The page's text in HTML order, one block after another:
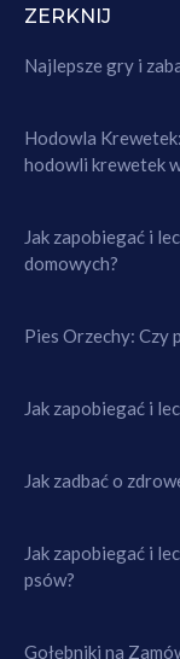
ZERKNIJ
Najlepsze gry i
Hodowla
hodowli krewetek
Jak zapobiegać i
domowych?
Pies Orzechy: Czy
Jak zapobiegać i
Jak zadbać o
Jak zapobiegać i
psów?
Gołębniki na